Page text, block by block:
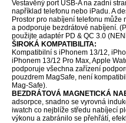
Vestavěný port USB-A na zadní
například telefonu nebo iPadu. A
Prostor pro nabíjení telefonu může
a podporuje bezdrátové nabíjení.
použijte adaptér PD & QC 3.0
ŠIROKÁ KOMPATIBILITA:
Kompatibilní s iPhonem 13/12,
iPhonem 13/12 Pro Max, Apple
podporuje všechna zařízení
pouzdrem MagSafe, není
Mag-Safe).
BEZDRÁTOVÁ MAGNETICKÁ
adsorpce, snadno se vyrovná
iwatch co nejblíže středu nabíjecí
výkonu a zabránilo se přehřátí,